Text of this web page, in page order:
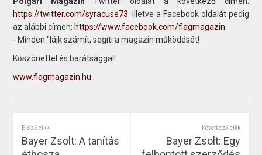
https://twitter.com/syracuse73 . illetve a Facebook oldalát pedig
az alábbi címen: https://www.facebook.com/flagmagazin
- Minden "lájk számít, segíti a magazin működését!
Köszönettel és barátsággal!
www.flagmagazin.hu
Előző cikk
Bayer Zsolt: A tanítás
Következő cikk
Bayer Zsolt: Egy